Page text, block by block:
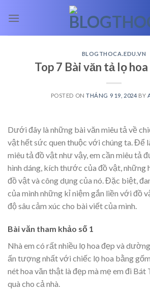
BLOGTHOCA.EDU.VN
Top 7 Bài văn tả lọ
POSTED ONTHÁNG 9 19, 2024 BY
Dưới đây là những bài văn miêu tả về
vật hết sức quen thuộc với chúng ta. Để
miêu tả đồ vật như vậy, em cần miêu tả
hình dáng, kích thước của đồ vật, những
đồ vật và công dụng của nó. Đặc biệt,
của mình những kỉ niệm gắn liền với đồ
độ sâu cảm xúc cho bài viết của mình.
Bài văn tham khảo số 1
Nhà em có rất nhiều lọ hoa đẹp và
ấn tượng nhất với chiếc lọ hoa bằng
nét hoa văn thật là đẹp mà mẹ em đi Bát
quà cho cả nhà.